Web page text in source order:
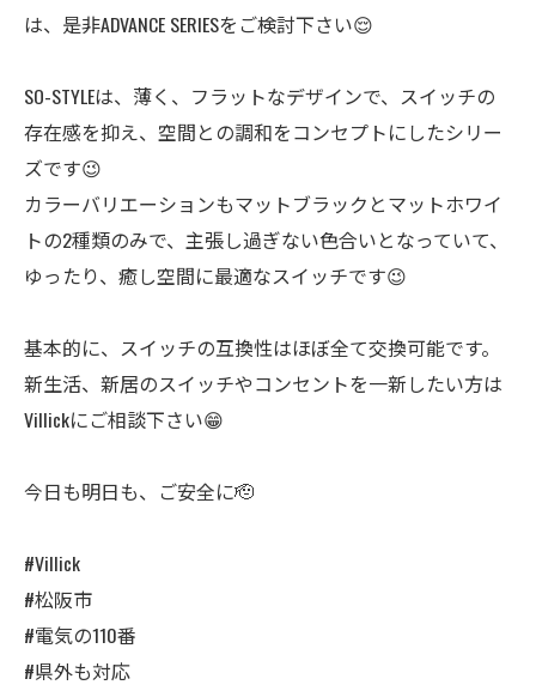
は、是非ADVANCE SERIESをご検討下さい😌
SO-STYLEは、薄く、フラットなデザインで、スイッチの
存在感を抑え、空間との調和をコンセプトにしたシリー
ズです😉
カラーバリエーションもマットブラックとマットホワイ
トの2種類のみで、主張し過ぎない色合いとなっていて、
ゆったり、癒し空間に最適なスイッチです😉
基本的に、スイッチの互換性はほぼ全て交換可能です。
新生活、新居のスイッチやコンセントを一新したい方は
Villickにご相談下さい😁
今日も明日も、ご安全に🫡
#Villick
#松阪市
#電気の110番
#県外も対応